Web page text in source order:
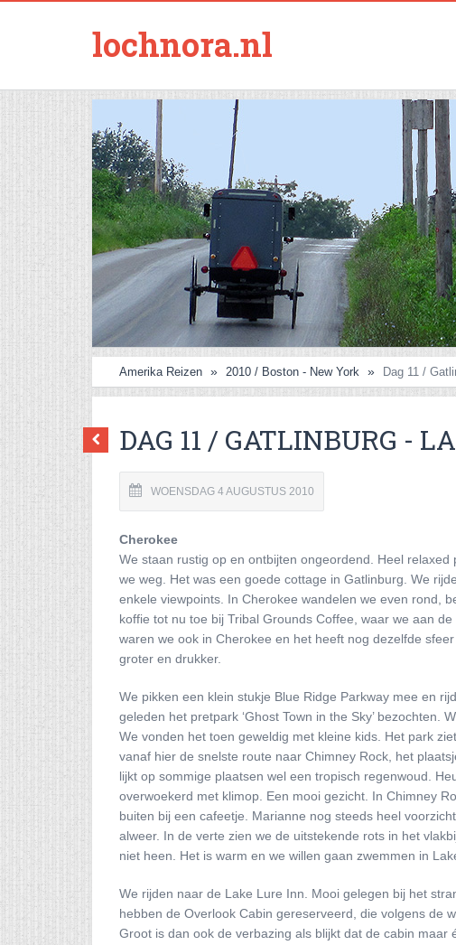
lochnora.nl
Amerika Reizen 2010 / Boston - New York Dag 11 /
DAG 11 / GATLINBURG -
WOENSDAG 4 AUGUSTUS 2010
Cherokee
We staan rustig op en ontbijten ongeordend. Heel
we weg. Het was een goede cottage in Gatlinburg. We
enkele viewpoints. In Cherokee wandelen we even rond,
koffie tot nu toe bij Tribal Grounds Coffee, waar we aan
waren we ook in Cherokee en het heeft nog dezelfde
groter en drukker.
We pikken een klein stukje Blue Ridge Parkway mee en
geleden het pretpark ‘Ghost Town in the Sky’ bezochten.
We vonden het toen geweldig met kleine kids. Het park
vanaf hier de snelste route naar Chimney Rock, het
lijkt op sommige plaatsen wel een tropisch regenwoud.
overwoekerd met klimop. Een mooi gezicht. In Chimney
buiten bij een cafeetje. Marianne nog steeds heel
alweer. In de verte zien we de uitstekende rots in het
niet heen. Het is warm en we willen gaan zwemmen in
We rijden naar de Lake Lure Inn. Mooi gelegen bij het
hebben de Overlook Cabin gereserveerd, die volgens de
Groot is dan ook de verbazing als blijkt dat de cabin